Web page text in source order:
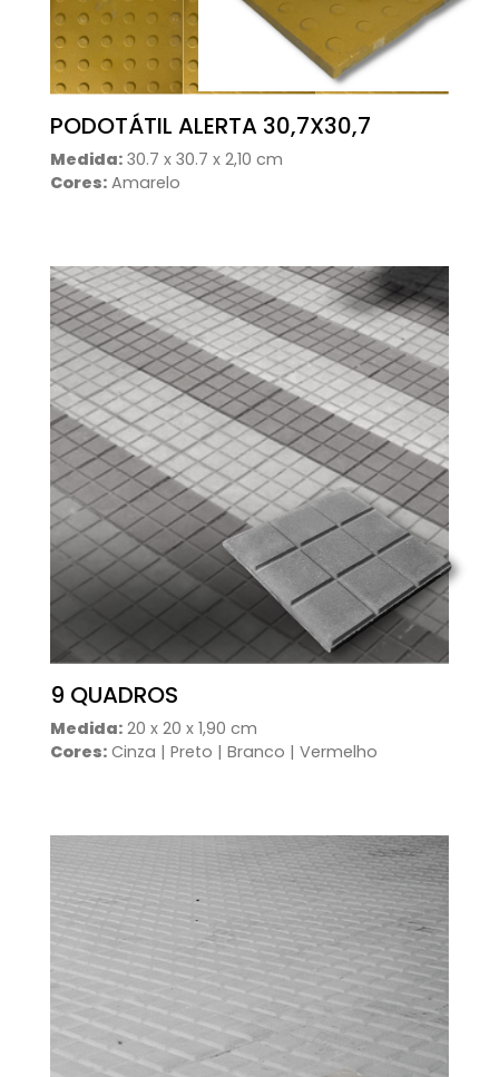
PODOTÁTIL ALERTA 30,7X30,7
Medida: 30.7 x 30.7 x 2,10 cm
Cores: Amarelo
9 QUADROS
Medida: 20 x 20 x 1,90 cm
Cores: Cinza | Preto | Branco | Vermelho